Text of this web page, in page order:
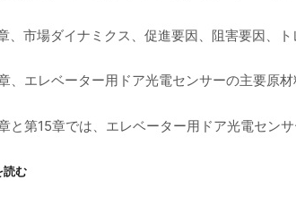
、市場ダイナミクス、促進要因、阻害要因、
、エレベーター用ドア光電センサーの主要原
と第15章では、エレベーター用ドア光電セン
読む